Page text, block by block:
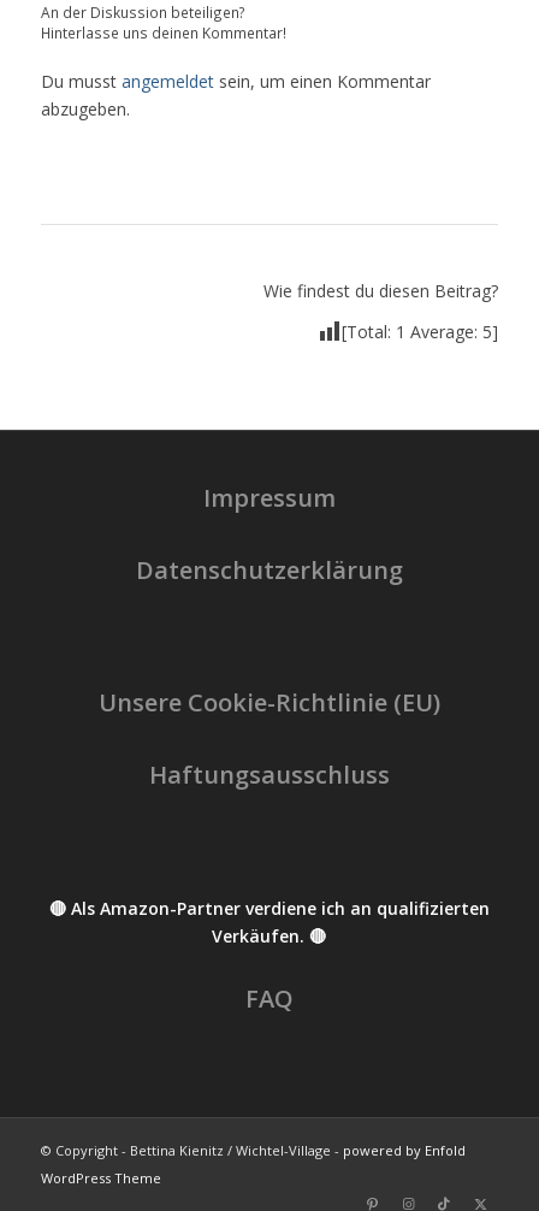
An der Diskussion beteiligen?
Hinterlasse uns deinen Kommentar!
Du musst angemeldetsein, um einen Kommentar
abzugeben.
Wie findest du diesen Beitrag?
[Total: 1 Average: 5]
Impressum
Datenschutzerklärung
Unsere Cookie-Richtlinie (EU)
Haftungsausschluss
🔴 Als Amazon-Partner verdiene ich an qualifizierten
Verkäufen. 🔴
FAQ
© Copyright - Bettina Kienitz / Wichtel-Village - powered by Enfold
WordPress Theme